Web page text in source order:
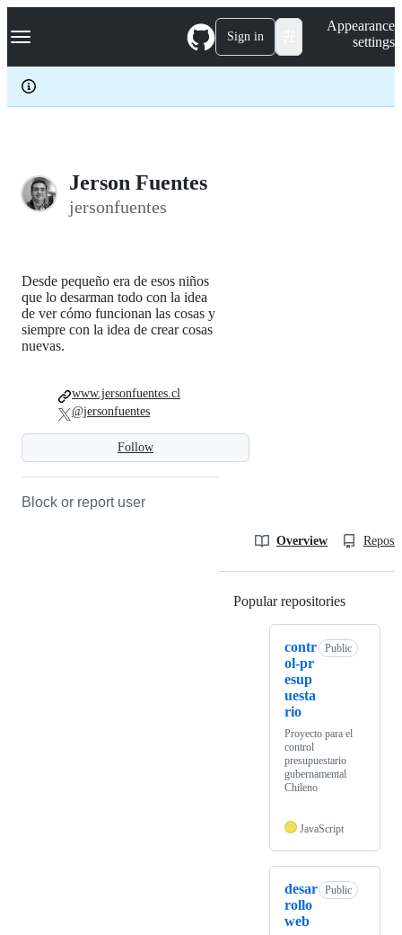
k
p
c
Navigation Menu Sign in
Appearance
settings
Jerson Fuentes
jersonfuentes
Follow
Desde pequeño era de esos niños
que lo desarman todo con la idea
de ver cómo funcionan las cosas y
siempre con la idea de crear cosas
nuevas.
www.jersonfuentes.cl
@jersonfuentes
Block or report user
Overview
Popular repositories
contr
ol-pr
esup
uesta
rio
Public
Proyecto para el
control
presupuestario
gubernamental
Chileno
JavaScript
desar
rollo
web
Public